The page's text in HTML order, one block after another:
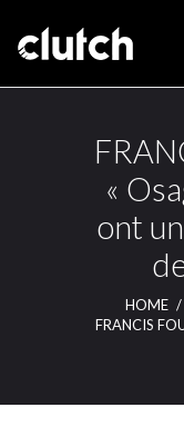
«
ont
HOME
FRANCIS
Agenda
Nos
Articles